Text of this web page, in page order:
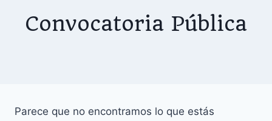
Convocatoria Pública
Parece que no encontramos lo que estás